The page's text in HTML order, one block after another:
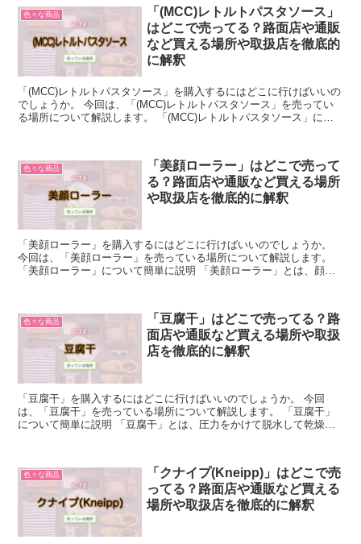
色々な商品
「(MCC)レトルトパスタソース」
はどこで売ってる？路面店や通販
など買える場所や取扱店を徹底的
に解釈
「(MCC)レトルトパスタソース」を購入するにはどこに行けばいいの
でしょうか。 今回は、「(MCC)レトルトパスタソース」を売ってい
る場所について解説します。 「(MCC)レトルトパスタソース」につ
色々な商品
「美顔ローラー」はどこで売って
る？路面店や通販など買える場所
や取扱店を徹底的に解釈
「美顔ローラー」を購入するにはどこに行けばいいのでしょうか。
今回は、「美顔ローラー」を売っている場所について解説します。
「美顔ローラー」について簡単に説明 「美顔ローラー」とは、顔に
色々な商品
「豆腐干」はどこで売ってる？路
面店や通販など買える場所や取扱
店を徹底的に解釈
「豆腐干」を購入するにはどこに行けばいいのでしょうか。 今回
は、「豆腐干」を売っている場所について解説します。 「豆腐干」
について簡単に説明 「豆腐干」とは、圧力をかけて脱水して乾燥さ
色々な商品
「クナイプ(Kneipp)」はどこで売
ってる？路面店や通販など買える
場所や取扱店を徹底的に解釈